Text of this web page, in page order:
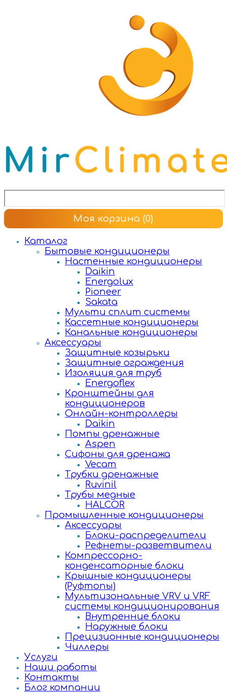
Моя корзина (0)
Каталог
Бытовые кондиционеры
Настенные кондиционеры
Daikin
Energolux
Pioneer
Sakata
Мульти сплит системы
Кассетные кондиционеры
Канальные кондиционеры
Аксессуары
Защитные козырьки
Защитные ограждения
Изоляция для труб
Energoflex
Кронштейны для
кондиционеров
Онлайн-контроллеры
Daikin
Помпы дренажные
Aspen
Сифоны для дренажа
Vecam
Трубки дренажные
Ruvinil
Трубы медные
HALCOR
Промышленные кондиционеры
Аксессуары
Блоки-распределители
Рефнеты-разветвители
Компрессорно-
конденсаторные блоки
Крышные кондиционеры
(Руфтопы)
Мультизональные VRV и VRF
системы кондиционирования
Внутренние блоки
Наружные блоки
Прецизионные кондиционеры
Чиллеры
Услуги
Наши работы
Контакты
Блог компании